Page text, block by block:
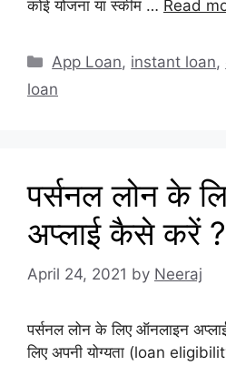
कोई योजना या स्कीम … Read
Categories
App Loan, instant loan,
loan
पर्सनल लोन के
अप्लाई कैसे करें ?
April 24, 2021 by Neeraj
पर्सनल लोन के लिए ऑनलाइन
लिए अपनी योग्यता (loan